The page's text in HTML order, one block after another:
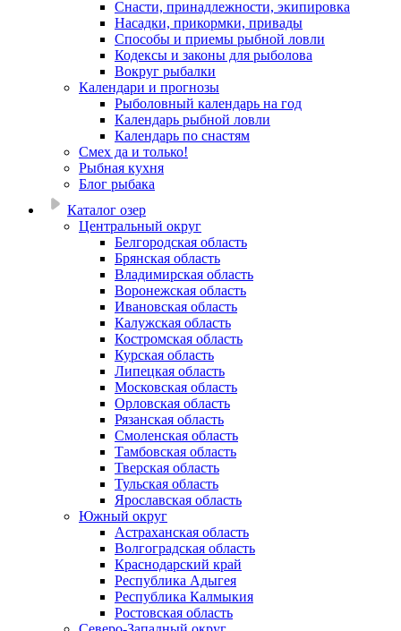
Снасти, принадлежности, экипировка
Насадки, прикормки, привады
Способы и приемы рыбной ловли
Кодексы и законы для рыболова
Вокруг рыбалки
Календари и прогнозы
Рыболовный календарь на год
Календарь рыбной ловли
Календарь по снастям
Смех да и только!
Рыбная кухня
Блог рыбака
Каталог озер
Центральный округ
Белгородская область
Брянская область
Владимирская область
Воронежская область
Ивановская область
Калужская область
Костромская область
Курская область
Липецкая область
Московская область
Орловская область
Рязанская область
Смоленская область
Тамбовская область
Тверская область
Тульская область
Ярославская область
Южный округ
Астраханская область
Волгоградская область
Краснодарский край
Республика Адыгея
Республика Калмыкия
Ростовская область